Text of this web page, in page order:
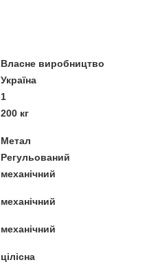
Власне виробництво
Україна
1
200 кг
Метал
Регульований
механічний
механічний
механічний
цілісна